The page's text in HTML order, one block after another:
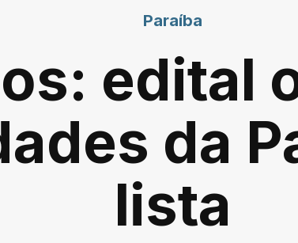
Paraíba
edital
da
lista